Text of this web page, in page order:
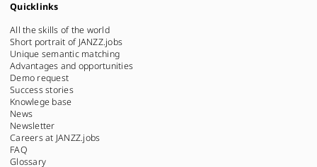
Quicklinks
All the skills of the world
Short portrait of JANZZ.jobs
Unique semantic matching
Advantages and opportunities
Demo request
Success stories
Knowlege base
News
Newsletter
Careers at JANZZ.jobs
FAQ
Glossary